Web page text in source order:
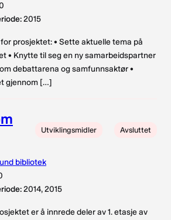
2015
prosjektet: • Sette aktuelle tema på
• Knytte til seg en ny samarbeidspartner
debattarena og samfunnsaktør •
gjennom […]
Utviklingsmidler Avsluttet
bibliotek
2014, 2015
er å innrede deler av 1. etasje av